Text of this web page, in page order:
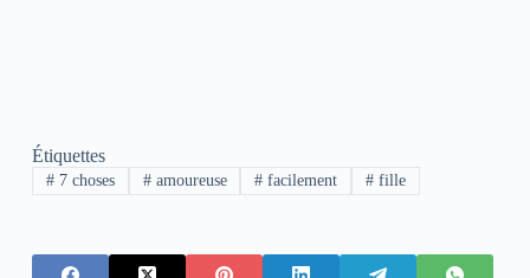
Étiquettes
#7 choses #amoureuse # facilement # fille